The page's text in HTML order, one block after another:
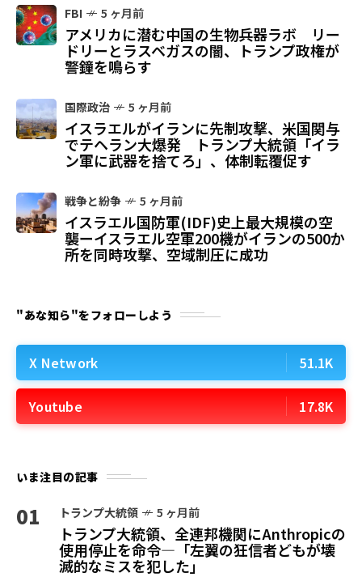
FBI 5 ヶ月前
アメリカに潜む中国の生物兵器ラボ リー
ドリーとラスベガスの闇、トランプ政権が
警鐘を鳴らす
国際政治 5 ヶ月前
イスラエルがイランに先制攻撃、米国関与
でテヘラン大爆発 トランプ大統領「イラ
ン軍に武器を捨てろ」、体制転覆促す
戦争と紛争 5 ヶ月前
イスラエル国防軍(IDF)史上最大規模の空
襲ーイスラエル空軍200機がイランの500か
所を同時攻撃、空域制圧に成功
"あな知ら"をフォローしよう
X Network 51.1K
Youtube 17.8K
いま注目の記事
01 トランプ大統領 5 ヶ月前
トランプ大統領、全連邦機関にAnthropicの
使用停止を命令—「左翼の狂信者どもが壊
滅的なミスを犯した」